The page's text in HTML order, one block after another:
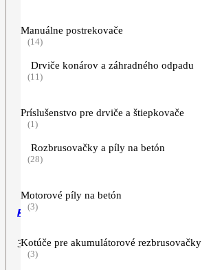
Pilový kotúč s nízkym odstrelom, 250
36,90€
Manuálne postrekovače
(14)
Drviče konárov a záhradného odpadu
(11)
Príslušenstvo pre drviče a štiepkovače
(1)
Rozbrusovačky a píly na betón
(28)
Motorové píly na betón
(3)
Kotúče pre akumulátorové rezbrusovačky
(3)